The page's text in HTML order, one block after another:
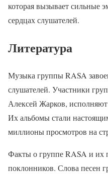
которая вызывает сильные
сердцах слушателей.
Литература
Музыка группы RASA
слушателей. Участники
Алексей Жарков,
Их альбомы стали
миллионы просмотров на
Факты о группе RASA и их
поклонников. Слова песен